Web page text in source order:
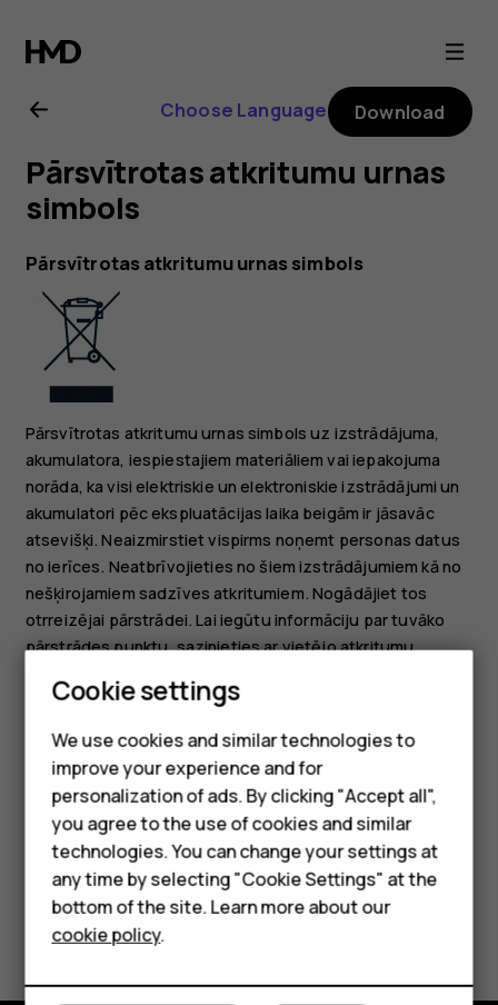
Nokia
T20
user
guide
Smartphones
Feature phones
Phones for kids
Accessories
HMD Terra M
For business
Tablets
Choose Language Download
Pārsvītrotas atkritumu urnas
simbols
Pārsvītrotas atkritumu urnas simbols
Pārsvītrotas atkritumu urnas simbols uz izstrādājuma,
akumulatora, iespiestajiem materiāliem vai iepakojuma
norāda, ka visi elektriskie un elektroniskie izstrādājumi un
akumulatori pēc ekspluatācijas laika beigām ir jāsavāc
atsevišķi. Neaizmirstiet vispirms noņemt personas datus
no ierīces. Neatbrīvojieties no šiem izstrādājumiem kā no
nešķirojamiem sadzīves atkritumiem. Nogādājiet tos
otrreizējai pārstrādei. Lai iegūtu informāciju par tuvāko
pārstrādes punktu, sazinieties ar vietējo atkritumu
atpakaļsaņemšanas programmu un tās pieejamību jūsu
www.hmd.com/phones/support/topics/recycle.
Did you find this helpful?
Yes No
Cookie settings
We use cookies and similar technologies to
improve your experience and for
personalization of ads. By clicking "Accept all",
you agree to the use of cookies and similar
technologies. You can change your settings at
any time by selecting "Cookie Settings" at the
bottom of the site. Learn more about our
cookie policy.